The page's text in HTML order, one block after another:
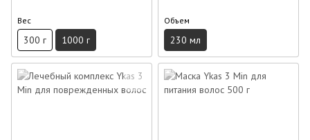
Вес
300 г 1000 г
Объем
230 мл